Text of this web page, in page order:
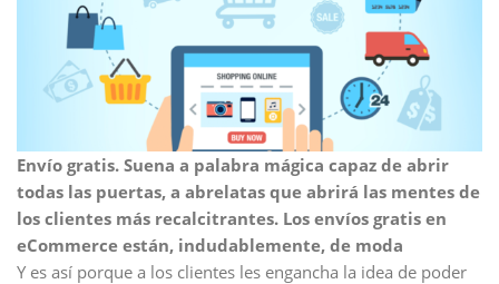
Envío gratis. Suena a palabra mágica capaz de abrir
todas las puertas, a abrelatas que abrirá las mentes de
los clientes más recalcitrantes. Los envíos gratis en
eCommerce están, indudablemente, de moda
Y es así porque a los clientes les engancha la idea de poder